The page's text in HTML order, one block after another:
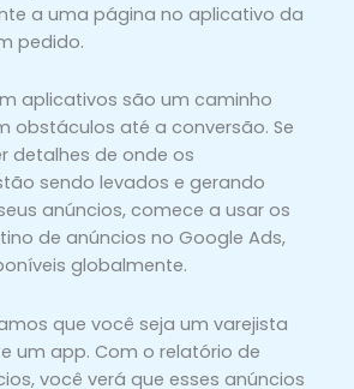
a uma página no aplicativo da
pedido.
aplicativos são um caminho
obstáculos até a conversão. Se
detalhes de onde os
sendo levados e gerando
anúncios, comece a usar os
de anúncios no Google Ads,
globalmente.
que você seja um varejista
um app. Com o relatório de
você verá que esses anúncios